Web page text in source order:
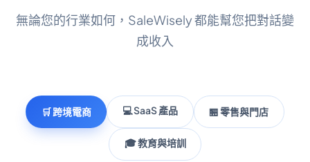
無論您的行業如何，SaleWisely 都能幫您把對話變
成收入
🛒 跨境電商 💻 SaaS 產品 🏪 零售與門店
🎓 教育與培訓